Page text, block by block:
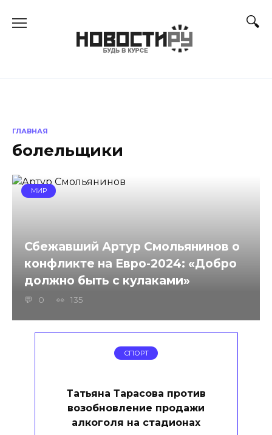
ГЛАВНАЯ
болельщики
МИР
Сбежавший Артур Смольянинов о
конфликте на Евро-2024: «Добро
должно быть с кулаками»
0 135
СПОРТ
Татьяна Тарасова против
возобновление продажи
алкоголя на стадионах